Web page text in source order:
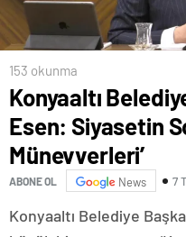
153 okunma
Konyaaltı
Esen: Siyasetin
Münevverleri’
ABONE OL News 7
Konyaaltı Belediye